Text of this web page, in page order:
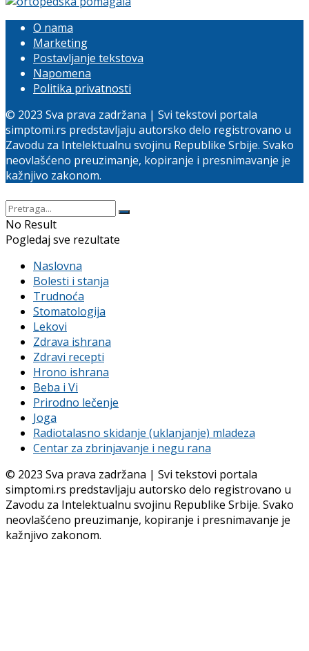
O nama
Marketing
Postavljanje tekstova
Napomena
Politika privatnosti
© 2023 Sva prava zadržana | Svi tekstovi portala
simptomi.rs predstavljaju autorsko delo registrovano u
Zavodu za Intelektualnu svojinu Republike Srbije. Svako
neovlašćeno preuzimanje, kopiranje i presnimavanje je
kažnjivo zakonom.
No Result
Pogledaj sve rezultate
Naslovna
Bolesti i stanja
Trudnoća
Stomatologija
Lekovi
Zdrava ishrana
Zdravi recepti
Hrono ishrana
Beba i Vi
Prirodno lečenje
Joga
Radiotalasno skidanje (uklanjanje) mladeza
Centar za zbrinjavanje i negu rana
© 2023 Sva prava zadržana | Svi tekstovi portala
simptomi.rs predstavljaju autorsko delo registrovano u
Zavodu za Intelektualnu svojinu Republike Srbije. Svako
neovlašćeno preuzimanje, kopiranje i presnimavanje je
kažnjivo zakonom.